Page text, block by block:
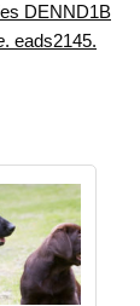
DENND1B
. eads2145.